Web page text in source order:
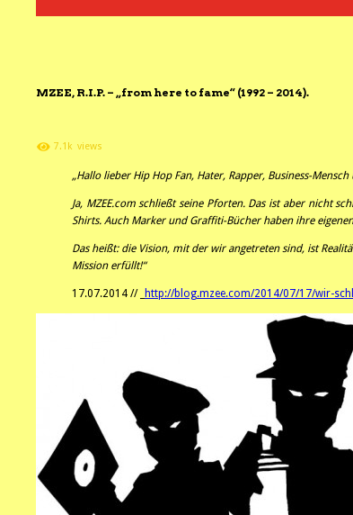
MZEE, R.I.P. – „from here to fame“ (1992 – 2014).
7.1k views
„Hallo lieber Hip Hop Fan, Hater, Rapper, Business-Mensch
Ja, MZEE.com schließt seine Pforten. Das ist aber nicht
Shirts. Auch Marker und Graffiti-Bücher haben ihre
Das heißt: die Vision, mit der wir angetreten sind, ist
Mission erfüllt!“
17.07.2014 // _ http://blog.mzee.com/2014/07/17/wir-